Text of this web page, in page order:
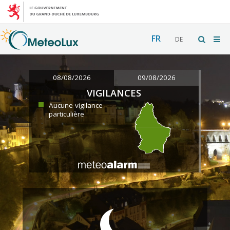
FR DE
08/08/2026 09/08/2026
VIGILANCES
Aucune vigilance
particulière